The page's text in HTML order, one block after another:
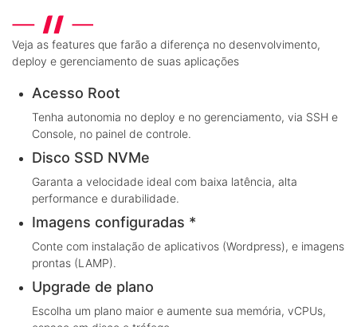
Veja as features que farão a diferença no desenvolvimento,
deploy e gerenciamento de suas aplicações
Acesso Root
Tenha autonomia no deploy e no gerenciamento, via SSH e
Console, no painel de controle.
Disco SSD NVMe
Garanta a velocidade ideal com baixa latência, alta
performance e durabilidade.
Imagens configuradas *
Conte com instalação de aplicativos (Wordpress), e imagens
prontas (LAMP).
Upgrade de plano
Escolha um plano maior e aumente sua memória, vCPUs,